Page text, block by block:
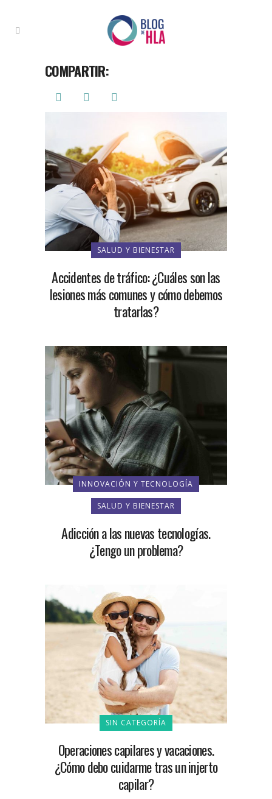
COMPARTIR:
SALUD Y BIENESTAR
Accidentes de tráfico: ¿Cuáles son las
lesiones más comunes y cómo debemos
tratarlas?
INNOVACIÓN Y TECNOLOGÍA
SALUD Y BIENESTAR
Adicción a las nuevas tecnologías.
¿Tengo un problema?
SIN CATEGORÍA
Operaciones capilares y vacaciones.
¿Cómo debo cuidarme tras un injerto
capilar?